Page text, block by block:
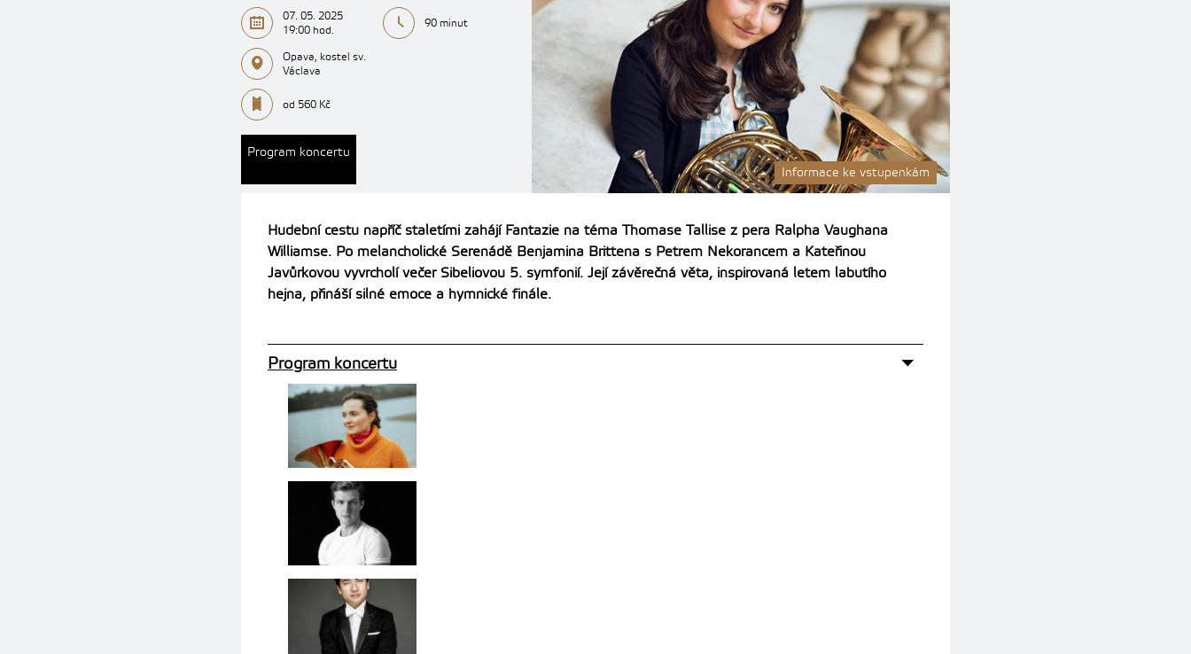
07. 05. 2025
19:00 hod.
90 minut
Opava, kostel sv.
Václava
od 560 Kč
Program koncertu
Informace ke vstupenkám
Hudební cestu napříč staletími zahájí Fantazie na téma Thomase Tallise z pera Ralpha Vaughana
Williamse. Po melancholické Serenádě Benjamina Brittena s Petrem Nekorancem a Kateřinou
Javůrkovou vyvrcholí večer Sibeliovou 5. symfonií. Její závěrečná věta, inspirovaná letem labutího
hejna, přináší silné emoce a hymnické finále.
Program koncertu